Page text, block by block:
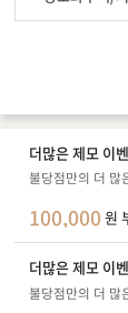
더많은 제모 이
불당점만의 더 많
100,000 원
더많은 제모 이
불당점만의 더 많
체형